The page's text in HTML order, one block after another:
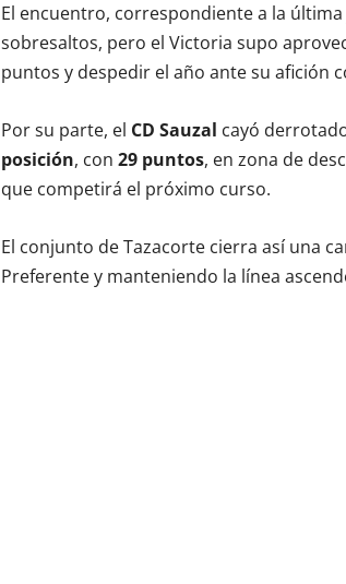
El encuentro, correspondiente a la
sobresaltos, pero el Victoria supo
puntos y despedir el año ante su afición
Por su parte, el CD Sauzal cayó
posición, con 29 puntos, en zona de
que competirá el próximo curso.
El conjunto de Tazacorte cierra así una
Preferente y manteniendo la línea